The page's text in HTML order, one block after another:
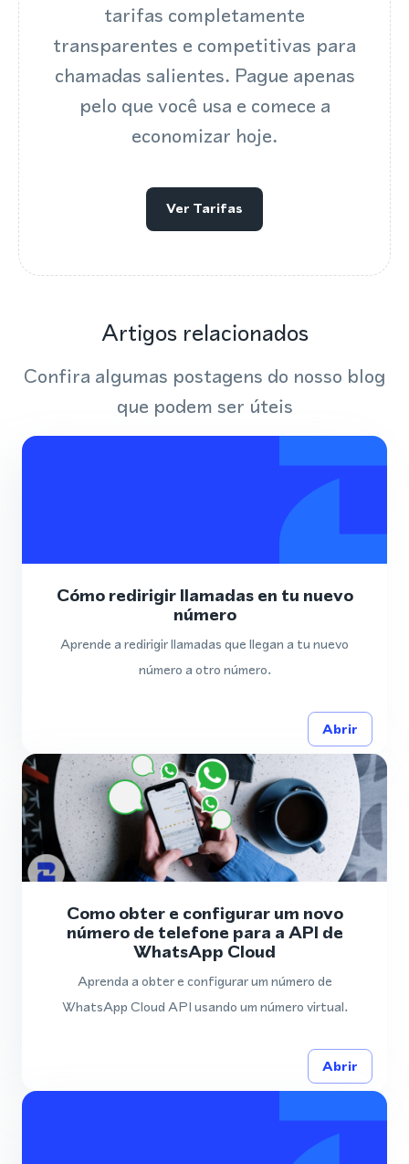
tarifas completamente
transparentes e competitivas para
chamadas salientes. Pague apenas
pelo que você usa e comece a
economizar hoje.
Ver Tarifas
Artigos relacionados
Confira algumas postagens do nosso blog
que podem ser úteis
Cómo redirigir llamadas en tu nuevo
número
Aprende a redirigir llamadas que llegan a tu nuevo
número a otro número.
Abrir
Como obter e configurar um novo
número de telefone para a API de
WhatsApp Cloud
Aprenda a obter e configurar um número de
WhatsApp Cloud API usando um número virtual.
Abrir